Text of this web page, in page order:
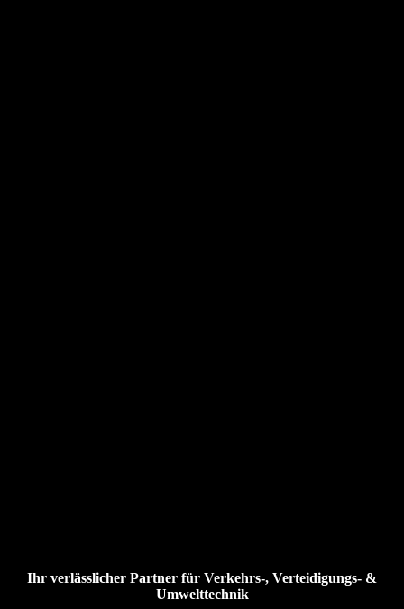
Ihr verlässlicher Partner für Verkehrs-, Verteidigungs- &
Umwelttechnik